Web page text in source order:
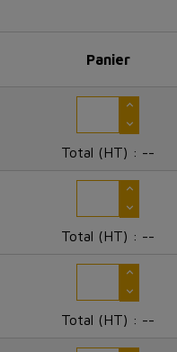
Panier
Total (HT) : --
Total (HT) : --
Total (HT) : --